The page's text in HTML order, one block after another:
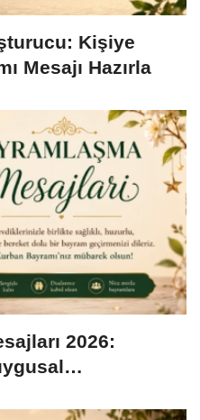
Kişiye
Mesajı Hazırla
2026: